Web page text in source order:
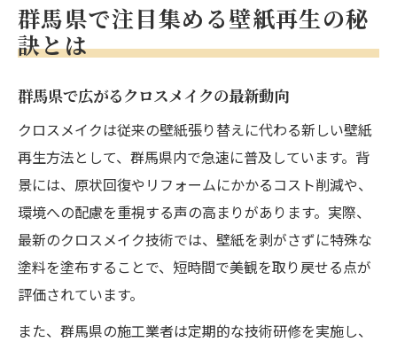
群馬県で注目集める壁紙再生の秘
訣とは
群馬県で広がるクロスメイクの最新動向
クロスメイクは従来の壁紙張り替えに代わる新しい壁紙
再生方法として、群馬県内で急速に普及しています。背
景には、原状回復やリフォームにかかるコスト削減や、
環境への配慮を重視する声の高まりがあります。実際、
最新のクロスメイク技術では、壁紙を剥がさずに特殊な
塗料を塗布することで、短時間で美観を取り戻せる点が
評価されています。
また、群馬県の施工業者は定期的な技術研修を実施し、